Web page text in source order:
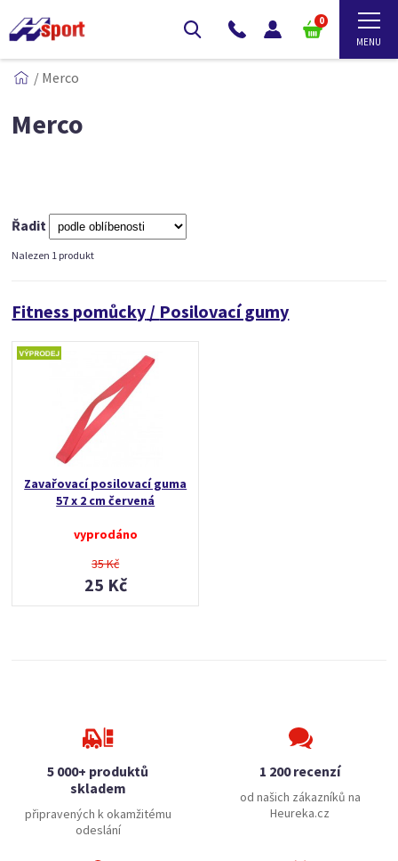
0
/ Merco
Merco
Řadit
Nalezen 1 produkt
Fitness pomůcky / Posilovací gumy
Zavařovací posilovací guma
57 x 2 cm červená
vyprodáno
35 Kč
25 Kč
5 000+ produktů
skladem
připravených k okamžitému
odeslání
1 200 recenzí
od našich zákazníků na
Heureka.cz